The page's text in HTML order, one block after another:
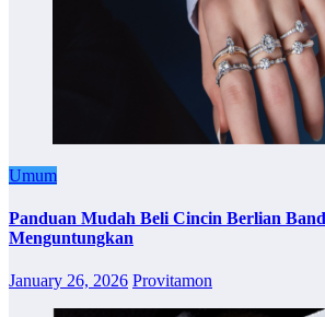
Umum
Panduan Mudah Beli Cincin Berlian
Menguntungkan
January 26, 2026 Provitamon